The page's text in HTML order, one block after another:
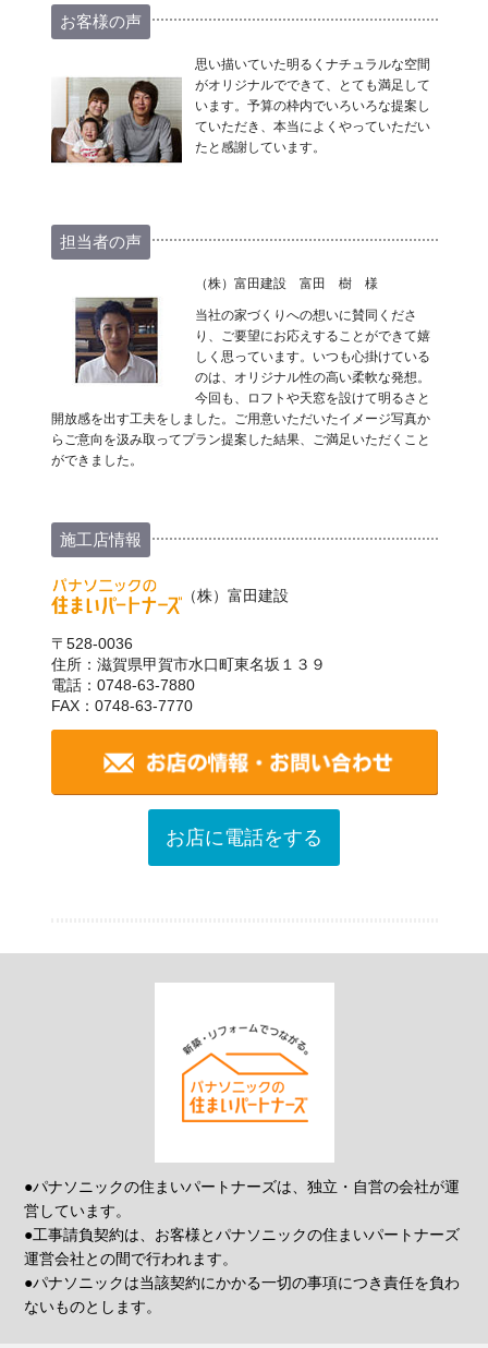
お客様の声
思い描いていた明るくナチュラルな空間
がオリジナルでできて、とても満足して
います。予算の枠内でいろいろな提案し
ていただき、本当によくやっていただい
たと感謝しています。
担当者の声
（株）富田建設 富田 樹 様
当社の家づくりへの想いに賛同くださ
り、ご要望にお応えすることができて嬉
しく思っています。いつも心掛けている
のは、オリジナル性の高い柔軟な発想。
今回も、ロフトや天窓を設けて明るさと
開放感を出す工夫をしました。ご用意いただいたイメージ写真か
らご意向を汲み取ってプラン提案した結果、ご満足いただくこと
ができました。
施工店情報
（株）富田建設
〒528-0036
住所：滋賀県甲賀市水口町東名坂１３９
電話：0748-63-7880
FAX：0748-63-7770
お店に電話をする
●パナソニックの住まいパートナーズは、独立・自営の会社が運
営しています。
●工事請負契約は、お客様とパナソニックの住まいパートナーズ
運営会社との間で行われます。
●パナソニックは当該契約にかかる一切の事項につき責任を負わ
ないものとします。